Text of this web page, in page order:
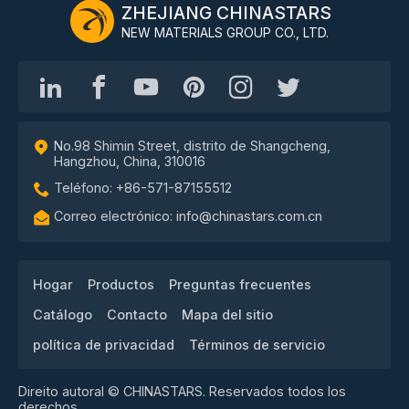
ZHEJIANG CHINASTARS
NEW MATERIALS GROUP CO., LTD.
No.98 Shimin Street, distrito de Shangcheng,
Hangzhou, China, 310016
Teléfono: +86-571-87155512
Correo electrónico: info@chinastars.com.cn
Hogar Productos
Preguntas frecuentes
Catálogo
Contacto
Mapa del sitio
política de privacidad
Términos de servicio
Direito autoral © CHINASTARS. Reservados todos los